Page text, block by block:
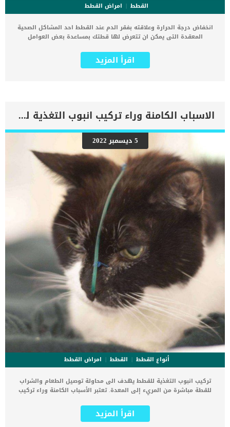
القطط
امراض القطط
انخفاض درجة الحرارة وعلاقته بفقر الدم عند القطط احد المشاكل الصحية
المعقدة التى يمكن ان تتعرض لها قطتك بمساعدة بعض العوامل
النوع الثاني حيث تكون الأجسام المضادة التي تهاجم خلايا الدم الحمراء
قد عززت نشاطها في درجات حرارة أقل من 37.2 درجة مئوية. كما انه فى
شبكة الدورة الدموية الرئيسية). كما تبدأ الأطراف الباردة أو ظواهر
التجلط المحيطية الأخرى أو تكثف بالتعرض للبرد. يعدإطلاق الهيموجلوبلين
في مجرى الدم عندما تنكسر خلايا الدم الحمراء عملية تفاعلية دافئة تحدث
في درجات حرارة الجسم المرتفعة من هنا قد يكون لدى المرضى تركيزات
عالية جدًا من الاجسام الباردة ، ولكن هذه الأجسام المضادة قد تكون غير
قادرة على تحلل خلايا الدم الحمراءفي درجات الحرارة الأكثر دفئًا التي
تحققت في مجرى الدم. تتسبب هذه الجزيئات الباردة في قصر فترة حياة
خلايا الدم الحمراء بشكل ضئيل أو معدوم. كما قد يؤدي التعرض للبرد إلى
تعزيز ارتباط الجزيئات الباردة […]
اقرأ المزيد
الاسباب الكامنة وراء تركيب انبوب التغذية للقطط
5 ديسمبر 2022
أنواع القطط القطط
امراض القطط
تركيب انبوب التغذية للقطط يهدف الى محاولة توصيل الطعام والشراب
للقطة مباشرة من المريء إلى المعدة. تعتبر الأسباب الكامنة وراء تركيب
الأسنان والتشوهات الخلقية فى الفك وغيرها. اقرأ ايضا: علاج التهاب
القولون عند القطط كما يمكن ان يتم تركيب انبوب التغذية للقطط من خلال
اقرأ المزيد